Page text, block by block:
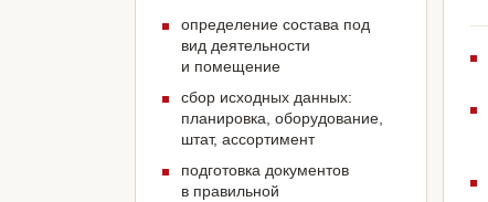
определение состава под
вид деятельности
и помещение
сбор исходных данных:
планировка, оборудование,
штат, ассортимент
подготовка документов
в правильной